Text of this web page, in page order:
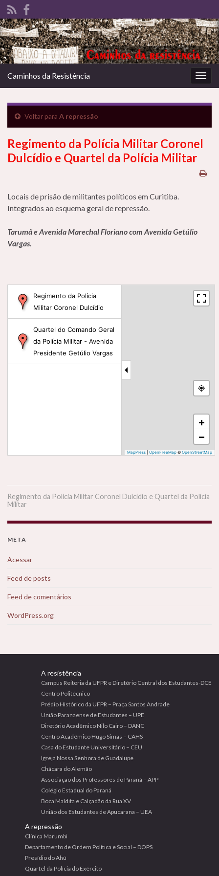
Caminhos da Resistência
Voltar para A repressão
Regimento da Polícia Militar Coronel
Dulcídio e Quartel da Polícia Militar
Locais de prisão de militantes políticos em Curitiba.
Integrados ao esquema geral de repressão.
Tarumã e Avenida Marechal Floriano com Avenida Getúlio
Vargas.
Regimento da Polícia
Militar Coronel Dulcídio
Quartel do Comando Geral
da Polícia Militar - Avenida
Presidente Getúlio Vargas
+
−
MapPress OpenFreeMap © OpenStreetMap
Regimento da Polícia Militar Coronel Dulcídio e Quartel da Polícia
Militar
META
Acessar
Feed de posts
Feed de comentários
WordPress.org
A resistência
Campus Reitoria da UFPR e Diretório Central dos Estudantes-DCE
Centro Politécnico
Prédio Histórico da UFPR – Praça Santos Andrade
União Paranaense de Estudantes – UPE
Diretório Acadêmico Nilo Cairo – DANC
Centro Acadêmico Hugo Simas – CAHS
Casa do Estudante Universitário – CEU
Igreja Nossa Senhora de Guadalupe
Chácara do Alemão
Associação dos Professores do Paraná – APP
Colégio Estadual do Paraná
Boca Maldita e Calçadão da Rua XV
União dos Estudantes de Apucarana – UEA
A repressão
Clínica Marumbi
Departamento de Ordem Política e Social – DOPS
Presídio do Ahú
Quartel da Polícia do Exército